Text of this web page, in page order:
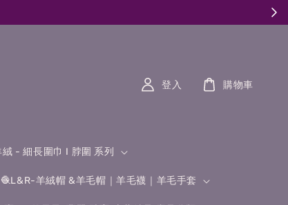
- 細長圍巾 I 脖圍 系列
🧶L&R-羊絨帽 &羊毛帽｜羊毛襪｜羊毛手套
登入 購物車